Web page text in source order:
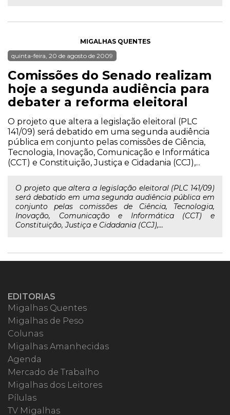
MIGALHAS QUENTES
quinta-feira, 20 de agosto de 2009
Comissões do Senado realizam
hoje a segunda audiência para
debater a reforma eleitoral
O projeto que altera a legislação eleitoral (PLC
141/09) será debatido em uma segunda audiência
pública em conjunto pelas comissões de Ciência,
Tecnologia, Inovação, Comunicação e Informática
(CCT) e Constituição, Justiça e Cidadania (CCJ),...
O projeto que altera a legislação eleitoral (PLC 141/09)
será debatido em uma segunda audiência pública em
conjunto pelas comissões de Ciência, Tecnologia,
Inovação, Comunicação e Informática (CCT) e
Constituição, Justiça e Cidadania (CCJ),...
EDITORIAS
Migalhas Quentes
Migalhas de Peso
Colunas
Migalhas Amanhecidas
Agenda
Mercado de Trabalho
Migalhas dos Leitores
Pílulas
TV Migalhas